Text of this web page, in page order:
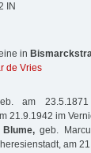
IN
in
de Vries
am
21.9.1942 im
geb.
am